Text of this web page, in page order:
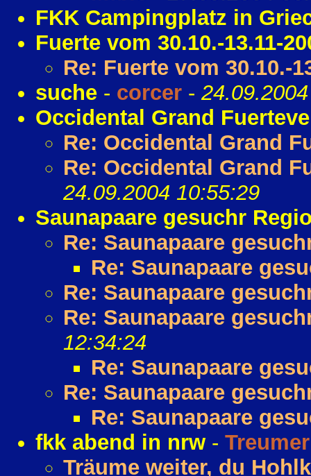
FKK Campingplatz in
Fuerte vom 30.10.-13.11-
Re: Fuerte vom 30.10.-
suche - corcer -
Occidental Grand
Re: Occidental Grand
Re: Occidental Grand
24.09.2004 10:55:29
Saunapaare gesuchr
Re: Saunapaare
Re: Saunapaare
Re: Saunapaare
Re: Saunapaare
12:34:24
Re: Saunapaare
Re: Saunapaare
Re: Saunapaare
fkk abend in nrw - Treumer
Träume weiter, du